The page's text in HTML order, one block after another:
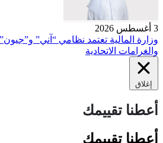
3 أغسطس 2026
وزارة المالية تعتمد نظامي “آني”
والغرامات الاتحادية
إغلاق
أعطنا تقييمك
أعطنا تقييمك